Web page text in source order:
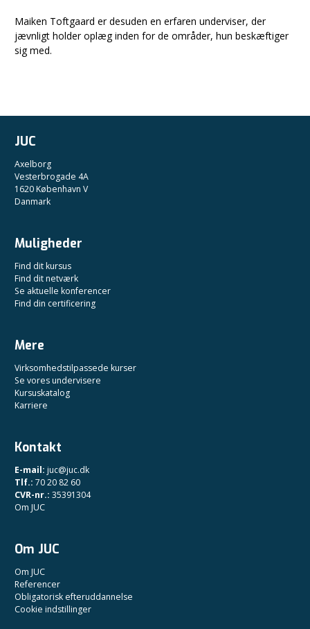
Maiken Toftgaard er desuden en erfaren underviser, der
jævnligt holder oplæg inden for de områder, hun beskæftiger
sig med.
JUC
Axelborg
Vesterbrogade 4A
1620 København V
Danmark
Muligheder
Find dit kursus
Find dit netværk
Se aktuelle konferencer
Find din certificering
Mere
Virksomhedstilpassede kurser
Se vores undervisere
Kursuskatalog
Karriere
Kontakt
E-mail: juc@juc.dk
Tlf.: 70 20 82 60
CVR-nr.: 35391304
Om JUC
Om JUC
Om JUC
Referencer
Obligatorisk efteruddannelse
Cookie indstillinger